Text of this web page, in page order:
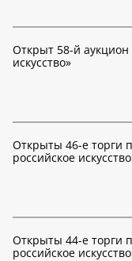
Открыт 58-й аукцион
искусство»
Открыты 46-е торги
российское
Открыты 44-е торги
российское